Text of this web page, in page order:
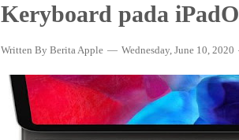
Keryboard pada
Written By Berita Apple Wednesday, June 10, 2020